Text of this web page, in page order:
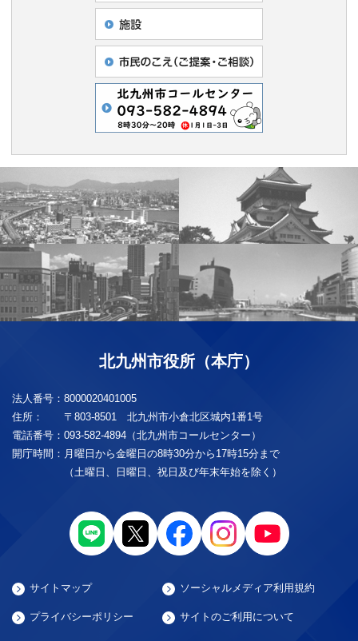
北九州市役所（本庁）
法人番号： 8000020401005
住所：
〒803-8501 北九州市小倉北区城内1番1号
電話番号： 093-582-4894（北九州市コールセンター）
開庁時間： 月曜日から金曜日の8時30分から17時15分まで
（土曜日、日曜日、祝日及び年末年始を除く）
サイトマップ ソーシャルメディア利用規約
プライバシーポリシー サイトのご利用について